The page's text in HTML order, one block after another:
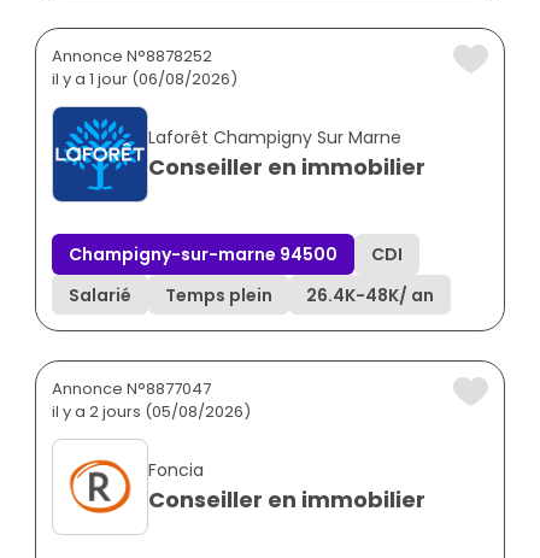
Annonce N°8878252
il y a 1 jour (06/08/2026)
Laforêt Champigny Sur Marne
Conseiller en immobilier
Champigny-sur-marne 94500
CDI
Salarié
Temps plein 26.4K-48K/ an
Annonce N°8877047
il y a 2 jours (05/08/2026)
Foncia
Conseiller en immobilier